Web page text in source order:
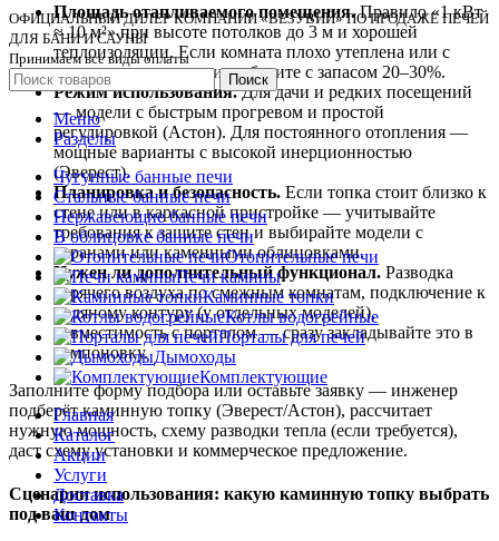
Площадьотапливаемогопомещения.Правило«1кВт
≈10м²»при высоте потолков до 3 м и хорошей
теплоизоляции. Если комната плохо утеплена или с
панорамнымиокнами—берите с запасом 20–30%.
Режимиспользования.Длядачи и редких посещений
—модели с быстрым прогревом и простой
регулировкой (Астон). Для постоянного отопления —
мощные варианты с высокой инерционностью
(Эверест).
Планировкаибезопасность. Если топка стоит близко к
стенеиливкаркаснойпристройке — учитывайте
требованиякзащитестени выбирайте модели с
экранамииликаменнымиоблицовками.
Нуженлидополнительныйфункционал. Разводка
горячеговоздухапосмежным комнатам, подключение к
водяномуконтуру(уотдельныхмоделей),
совместимостьспорталом—сразузакладывайте это в
компоновку.
Заполнитеформуподбораилиоставьтезаявку — инженер
подберёткаминную топку (Эверест/Астон), рассчитает
нужнуюмощность, схему разводки тепла (если требуется),
даст схемуустановки и коммерческое предложение.
Сценариииспользования: какую каминную топку выбрать
подвашдом
ОФИЦИАЛЬНЫЙ ДИЛЕР КОМПАНИИ «ВЕЗУВИЙ» ПО ПРОДАЖЕ ПЕЧЕЙ
ДЛЯ БАНИ И САУНЫ
Принимаем все виды оплаты
Поиск
Меню
Разделы
Чугунные банные печи
Стальные банные печи
Нержавеющие банные печи
В облицовке банные печи
Отопительные печи
Печи камины
Каминные топки
Котлы водогрейные
Порталы для печей
Дымоходы
Комплектующие
Главная
Каталог
Акции
Услуги
Доставка
Контакты